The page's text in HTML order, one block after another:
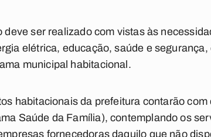
deve ser realizado com vistas às
elétrica, educação, saúde e
municipal habitacional.
habitacionais da prefeitura contarão
Saúde da Família), contemplando os
fornecedoras daquilo que não